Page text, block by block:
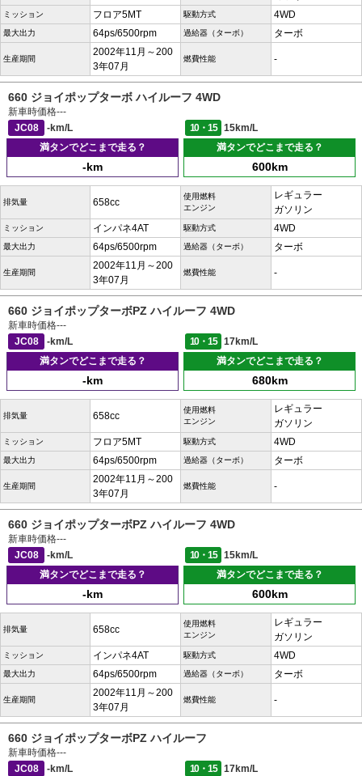
ミッション フロア5MT 駆動方式 4WD
最大出力 64ps/6500rpm 過給器（ターボ） ターボ
生産期間
2002年11月～200
3年07月
燃費性能 -
660 ジョイポップターボ ハイルーフ 4WD
新車時価格---
JC08
-km/L 10・15
15km/L
満タンでどこまで走る？
-km
満タンでどこまで走る？
600km
排気量 658cc
使用燃料
エンジン
レギュラー
ガソリン
ミッション インパネ4AT 駆動方式 4WD
最大出力 64ps/6500rpm 過給器（ターボ） ターボ
生産期間
2002年11月～200
3年07月
燃費性能 -
660 ジョイポップターボPZ ハイルーフ 4WD
新車時価格---
JC08
-km/L 10・15
17km/L
満タンでどこまで走る？
-km
満タンでどこまで走る？
680km
排気量 658cc
使用燃料
エンジン
レギュラー
ガソリン
ミッション フロア5MT 駆動方式 4WD
最大出力 64ps/6500rpm 過給器（ターボ） ターボ
生産期間
2002年11月～200
3年07月
燃費性能 -
660 ジョイポップターボPZ ハイルーフ 4WD
新車時価格---
JC08
-km/L 10・15
15km/L
満タンでどこまで走る？
-km
満タンでどこまで走る？
600km
排気量 658cc
使用燃料
エンジン
レギュラー
ガソリン
ミッション インパネ4AT 駆動方式 4WD
最大出力 64ps/6500rpm 過給器（ターボ） ターボ
生産期間
2002年11月～200
3年07月
燃費性能 -
660 ジョイポップターボPZ ハイルーフ
新車時価格---
JC08
-km/L 10・15
17km/L